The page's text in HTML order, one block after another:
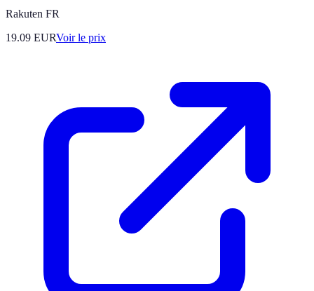
Rakuten FR
19.09 EURVoir le prix